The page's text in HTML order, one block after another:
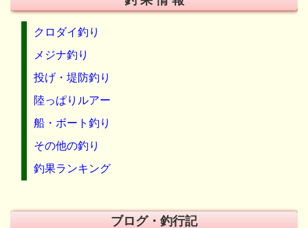
クロダイ釣り
メジナ釣り
投げ・堤防釣り
陸っぱりルアー
船・ボート釣り
その他の釣り
釣果ランキング
ブログ・釣行記